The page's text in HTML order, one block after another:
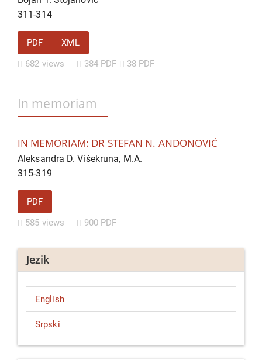
311-314
PDF
XML
682 views
384 PDF 38 PDF
In memoriam
IN MEMORIAM: DR STEFAN N. ANDONOVIĆ
Aleksandra D. Višekruna, M.A.
315-319
PDF
585 views
900 PDF
Jezik
English
Srpski